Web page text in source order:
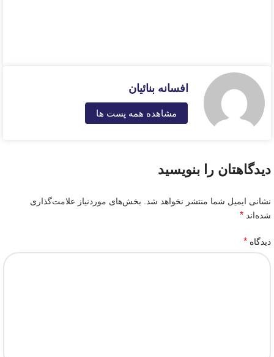
افسانه بنائیان
مشاهده همه پست ها
دیدگاهتان را بنویسید
نشانی ایمیل شما منتشر نخواهد شد.
بخش‌های موردنیاز علامت‌گذاری
شده‌اند *
دیدگاه *